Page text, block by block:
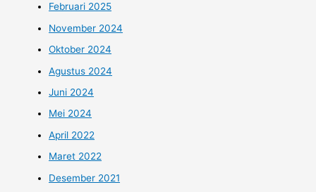
Februari 2025
November 2024
Oktober 2024
Agustus 2024
Juni 2024
Mei 2024
April 2022
Maret 2022
Desember 2021